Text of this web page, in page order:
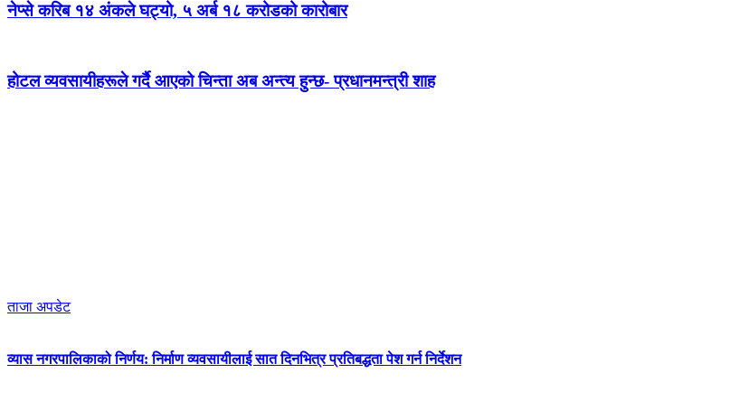
नेप्से करिब १४ अंकले घट्यो, ५ अर्ब १८ करोडको कारोबार
होटल व्यवसायीहरूले गर्दै आएको चिन्ता अब अन्त्य हुन्छ- प्रधानमन्त्री शाह
ताजा अपडेट
व्यास नगरपालिकाको निर्णय: निर्माण व्यवसायीलाई सात दिनभित्र प्रतिबद्धता पेश गर्न निर्देशन